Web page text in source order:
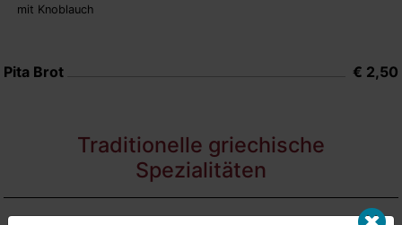
mit Knoblauch
Pita Brot € 2,50
Traditionelle griechische
Spezialitäten